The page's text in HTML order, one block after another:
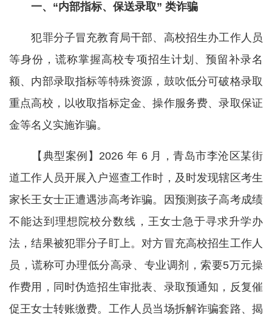
一、“内部指标、保送录取” 类诈骗
犯罪分子冒充教育局干部、高校招生办工作人员
等身份，谎称掌握高校专项招生计划、预留补录名
额、内部录取指标等特殊资源，鼓吹低分可破格录取
重点高校，以收取指标定金、操作服务费、录取保证
金等名义实施诈骗。
【典型案例】2026 年 6 月，青岛市李沧区某街
道工作人员开展入户巡查工作时，及时发现辖区考生
家长王女士正遭遇涉高考诈骗。因预测孩子高考成绩
不能达到理想院校分数线，王女士急于寻求升学办
法，结果被犯罪分子盯上。对方冒充高校招生工作人
员，谎称可办理低分高录、专业调剂，索要5万元操
作费用，同时伪造招生审批表、录取预通知，反复催
促王女士转账缴费。工作人员当场拆解诈骗套路、揭